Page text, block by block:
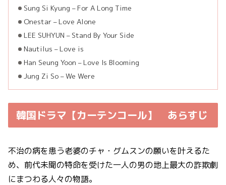
Sung Si Kyung – For A Long Time
Onestar – Love Alone
LEE SUHYUN – Stand By Your Side
Nautilus – Love is
Han Seung Yoon – Love Is Blooming
Jung Zi So – We Were
韓国ドラマ【カーテンコール】 あらすじ
不治の病を患う老婆のチャ・グムスンの願いを叶えるた
め、前代未聞の特命を受けた一人の男の地上最大の詐欺劇
にまつわる人々の物語。